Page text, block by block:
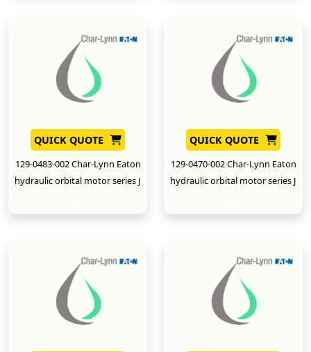
QUICK QUOTE
129-0483-002 Char-Lynn Eaton
hydraulic orbital motor series J
QUICK QUOTE
129-0470-002 Char-Lynn Eaton
hydraulic orbital motor series J